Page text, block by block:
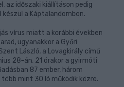
időszaki kiállításon pedig
a Káptalandombon.
vírus miatt a korábbi években
ugyanakkor a Győri
László, a Lovagkirály című
28-án, 21 órakor a gyirmóti
87 ember, három
mint 30 ló működik közre.